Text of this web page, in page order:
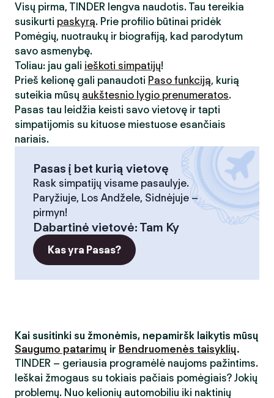
Visų pirma, TINDER lengva naudotis. Tau tereikia
susikurti paskyrą. Prie profilio būtinai pridėk
Pomėgių, nuotraukų ir biografiją, kad parodytum
savo asmenybę.
Toliau: jau gali ieškoti simpatijų!
Prieš kelionę gali panaudoti Paso funkciją, kurią
suteikia mūsų aukštesnio lygio prenumeratos.
Pasas tau leidžia keisti savo vietovę ir tapti
simpatijomis su kituose miestuose esančiais
nariais.
Pasas į bet kurią vietovę
Rask simpatijų visame pasaulyje.
Paryžiuje, Los Andžele, Sidnėjuje –
pirmyn!
Dabartinė vietovė: Tam Ky
Kas yra Pasas?
Kai susitinki su žmonėmis, nepamiršk laikytis mūsų
Saugumo patarimų ir Bendruomenės taisyklių.
TINDER – geriausia programėlė naujoms pažintims.
Ieškai žmogaus su tokiais pačiais pomėgiais? Jokių
problemų. Nuo kelionių automobiliu iki naktinių